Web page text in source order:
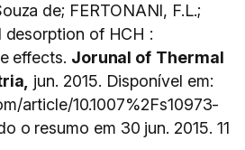
de; FERTONANI, F.L.;
desorption of HCH :
effects. Jorunal of Thermal
jun. 2015. Disponível em:
article/10.1007%2Fs10973-
o resumo em 30 jun. 2015. 11